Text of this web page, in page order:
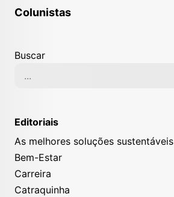
Colunistas
Buscar
Editoriais
As melhores soluções sustentáveis
Bem-Estar
Carreira
Catraquinha